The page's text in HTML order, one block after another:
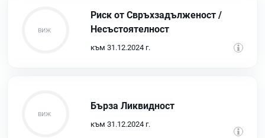
Риск от Свръхзадълженост /
Несъстоятелност
към 31.12.2024 г.
Бърза Ликвидност
към 31.12.2024 г.